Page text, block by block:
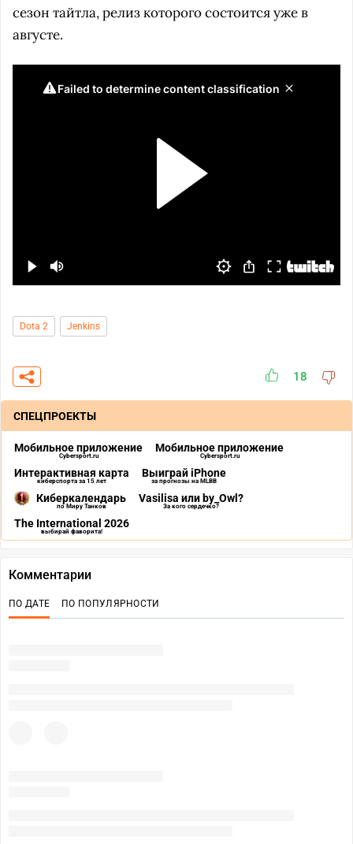
сезон тайтла, релиз которого состоится уже в
августе.
Dota 2 Jenkins
18
СПЕЦПРОЕКТЫ
Мобильное приложение
Cybersport.ru
Мобильное приложение
Cybersport.ru
Интерактивная карта
киберспорта за 15 лет
Выиграй iPhone
за прогнозы на MLBB
Киберкалендарь
по Миру Танков
Vasilisa или by_Owl?
За кого сердечко?
The International 2026
выбирай фаворита!
Комментарии
ПО ДАТЕ ПО ПОПУЛЯРНОСТИ